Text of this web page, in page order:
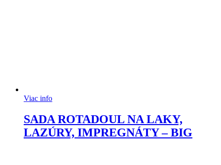
Viac info
SADA ROTADOUL NA LAKY,
LAZÚRY, IMPREGNÁTY – BIG